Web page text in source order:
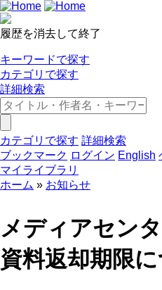
履歴を消去して終了
キーワードで探す
カテゴリで探す
詳細検索
カテゴリで探す 詳細検索
ブックマーク ログイン English
マイライブラリ
ホーム
お知らせ
メディアセン
資料返却期限